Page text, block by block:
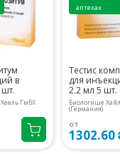
в
ГмбХ
аптеках
Тестис
для
2.2 мл 5 шт.
Биологише
(Германия)
от
1302.60